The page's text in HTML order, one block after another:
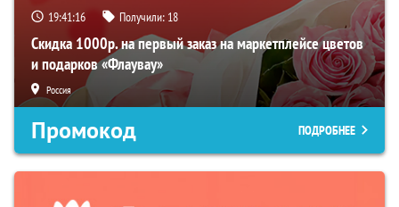
19:41:15 Получили: 18
Скидка 1000р. на первый заказ на маркетплейсе цветов
и подарков «Флаувау»
Россия
Промокод ПОДРОБНЕЕ